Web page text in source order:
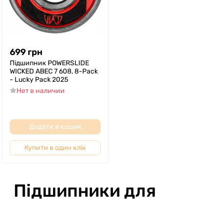
699 грн
Підшипник POWERSLIDE
WICKED ABEC 7 608, 8-Pack
- Lucky Pack 2025
Нет в наличии
Додати в кошик
Купити в один клік
Підшипники для